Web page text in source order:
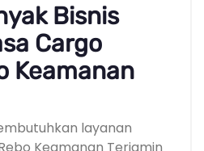
Bisnis
Cargo
Keamanan
layanan
Keamanan Terjamin